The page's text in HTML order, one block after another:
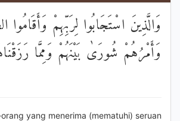
وَالَّذِينَ اسْتَجَابُوا لِرَبِّهِمْ وَأَقَامُوا
وَأَمْرُهُمْ شُورَىٰ بَيْنَهُمْ وَمِمَّا
yang menerima (mematuhi) seruan